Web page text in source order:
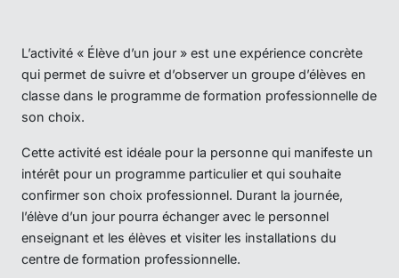
L’activité « Élève d’un jour » est une expérience concrète
qui permet de suivre et d’observer un groupe d’élèves en
classe dans le programme de formation professionnelle de
son choix.
Cette activité est idéale pour la personne qui manifeste un
intérêt pour un programme particulier et qui souhaite
confirmer son choix professionnel. Durant la journée,
l’élève d’un jour pourra échanger avec le personnel
enseignant et les élèves et visiter les installations du
centre de formation professionnelle.